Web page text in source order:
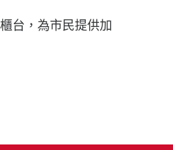
台，為市民提供加